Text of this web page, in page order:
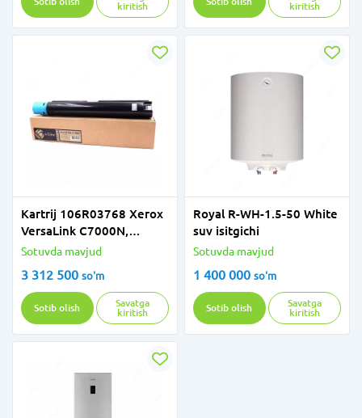
kiritish
kiritish
Kartrij 106R03768 Xerox
VersaLink C7000N,
C7000DN (10100 bet)
Sotuvda mavjud
3 312 500 so'm
Sotib olish
Savatga
kiritish
Royal R-WH-1.5-50 White
suv isitgichi
Sotuvda mavjud
1 400 000 so'm
Sotib olish
Savatga
kiritish